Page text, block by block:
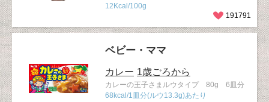
12Kcal/100g
191791
ベビー・ママ
カレー 1歳ごろから
カレーの王子さまルウタイプ 80g 6皿分
68kcal/1皿分(ルウ13.3g)あたり